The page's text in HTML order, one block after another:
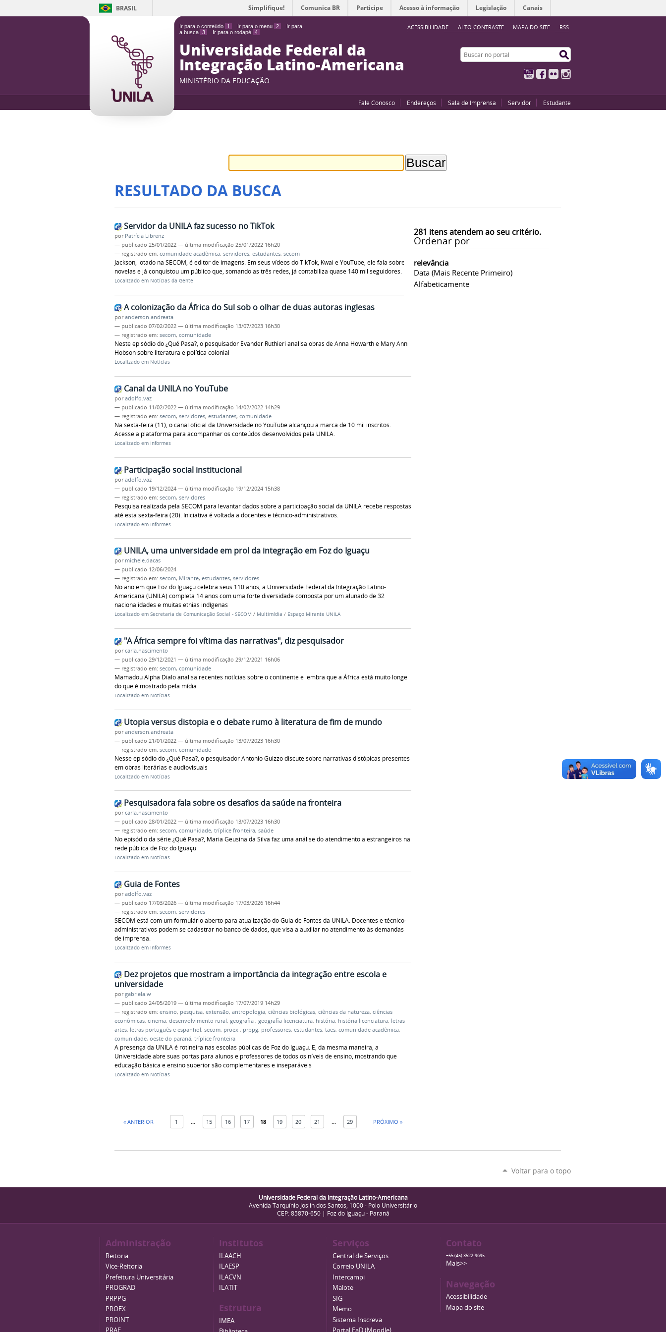
Ir para o conteúdo 1 Ir para o menu 2
Ir para
a busca 3 Ir para o rodapé 4
ACESSIBILIDADE ALTO CONTRASTE MAPA DO SITE RSS
BRASIL Simplifique! Comunica BR Participe Acesso à informação Legislação Canais
Universidade Federal da
Integração Latino-Americana
MINISTÉRIO DA EDUCAÇÃO
Buscar no portal
YouTubeFacebook
Flickr
Fale Conosco Endereços Sala de Imprensa Servidor Estudante
RESULTADO DA BUSCA
281 itens atendem ao seu critério.
Ordenar por
relevância
Data (mais Recente Primeiro)
Alfabeticamente
Servidor da UNILA faz sucesso no TikTok
por Patrícia Librenz
— publicado 25/01/2022 — última modificação 25/01/2022 16h20
— registrado em: comunidade acadêmica, servidores, estudantes, secom
Jackson, lotado na SECOM, é editor de imagens. Em seus vídeos do TikTok, Kwai e YouTube, ele fala sobre
novelas e já conquistou um público que, somando as três redes, já contabiliza quase 140 mil seguidores.
Localizado em Notícias da Gente
A colonização da África do Sul sob o olhar de duas autoras inglesas
poranderson.andreata
— publicado 07/02/2022 — última modificação 13/07/2023 16h30
— registrado em: secom, comunidade
Neste episódio do ¿Qué Pasa?, o pesquisador Evander Ruthieri analisa obras de Anna Howarth e Mary Ann
Hobson sobre literatura e política colonial
Localizado em Notícias
Canal da UNILA no YouTube
poradolfo.vaz
— publicado 11/02/2022 — última modificação 14/02/2022 14h29
— registrado em: secom, servidores, estudantes, comunidade
Na sexta-feira (11), o canal oficial da Universidade no YouTube alcançou a marca de 10 mil inscritos.
Acesse a plataforma para acompanhar os conteúdos desenvolvidos pela UNILA.
Localizado em Informes
Participação social institucional
poradolfo.vaz
— publicado 19/12/2024 — última modificação 19/12/2024 15h38
— registrado em: secom, servidores
Pesquisa realizada pela SECOM para levantar dados sobre a participação social da UNILA recebe respostas
até esta sexta-feira (20). Iniciativa é voltada a docentes e técnico-administrativos.
Localizado em Informes
UNILA, uma universidade em prol da integração em Foz do Iguaçu
por michele.dacas
— publicado 12/06/2024
— registrado em: secom, Mirante, estudantes, servidores
No ano em que Foz do Iguaçu celebra seus 110 anos, a Universidade Federal da Integração Latino-
Americana (UNILA) completa 14 anos com uma forte diversidade composta por um alunado de 32
nacionalidades e muitas etnias indígenas
Localizado em Secretaria de Comunicação Social - SECOM / Multimídia / Espaço Mirante UNILA
"A África sempre foi vítima das narrativas", diz pesquisador
porcarla.nascimento
— publicado 29/12/2021 — última modificação 29/12/2021 16h06
— registrado em: secom, comunidade
Mamadou Alpha Dialo analisa recentes notícias sobre o continente e lembra que a África está muito longe
do que é mostrado pela mídia
Localizado em Notícias
Utopia versus distopia e o debate rumo à literatura de fim de mundo
poranderson.andreata
— publicado 21/01/2022 — última modificação 13/07/2023 16h30
— registrado em: secom, comunidade
Nesse episódio do ¿Qué Pasa?, o pesquisador Antonio Guizzo discute sobre narrativas distópicas presentes
em obras literárias e audiovisuais
Localizado em Notícias
Pesquisadora fala sobre os desafios da saúde na fronteira
porcarla.nascimento
— publicado 28/01/2022 — última modificação 13/07/2023 16h30
— registrado em: secom, comunidade, tríplice fronteira, saúde
No episódio da série ¿Qué Pasa?, Maria Geusina da Silva faz uma análise do atendimento a estrangeiros na
rede pública de Foz do Iguaçu
Localizado em Notícias
Guia de Fontes
poradolfo.vaz
— publicado 17/03/2026 — última modificação 17/03/2026 16h44
— registrado em: secom, servidores
SECOM está com um formulário aberto para atualização do Guia de Fontes da UNILA. Docentes e técnico-
administrativos podem se cadastrar no banco de dados, que visa a auxiliar no atendimento às demandas
de imprensa.
Localizado em Informes
Dez projetos que mostram a importância da integração entre escola e
universidade
porgabriela.w
— publicado 24/05/2019 — última modificação 17/07/2019 14h29
— registrado em: ensino, pesquisa, extensão, antropologia, ciências biológicas, ciências da natureza, ciências
econômicas, cinema, desenvolvimento rural, geografia , geografia licenciatura, história, história licenciatura, letras
artes, letras português e espanhol, secom, proex , prppg, professores, estudantes, taes, comunidade acadêmica,
comunidade, oeste do paraná, tríplice fronteira
A presença da UNILA é rotineira nas escolas públicas de Foz do Iguaçu. E, da mesma maneira, a
Universidade abre suas portas para alunos e professores de todos os níveis de ensino, mostrando que
educação básica e ensino superior são complementares e inseparáveis
Localizado em Notícias
« ANTERIOR 1 15 16 17 18 19 20 21 29 PRÓXIMO »
Voltar para o topo
Universidade Federal da Integração Latino-Americana
Avenida Tarquínio Joslin dos Santos, 1000 - Polo Universitário
CEP: 85870-650 | Foz do Iguaçu - Paraná
Administração
Reitoria
Vice-Reitoria
Prefeitura Universitária
PROGRAD
PRPPG
PROEX
PROINT
Institutos
ILAACH
ILAESP
ILACVN
ILATIT
Estrutura
IMEA
Serviços
Central de Serviços
Correio UNILA
Intercampi
Malote
SIG
Memo
Sistema Inscreva
Contato
+55 (45) 3522-9695
Mais>>
Navegação
Acessibilidade
Mapa do site